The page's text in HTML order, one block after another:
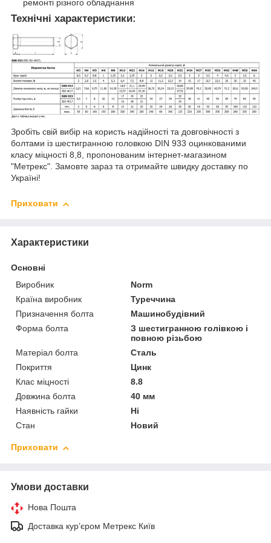
ремонті різного обладнання
Технічні характеристики:
Зробіть свій вибір на користь надійності та довговічності з
болтами із шестигранною головкою DIN 933 оцинкованими
класу міцності 8,8, пропонованим інтернет-магазином
"Метрекс". Замовте зараз та отримайте швидку доставку по
Україні!
Приховати
Характеристики
Основні
Виробник
Norm
Країна виробник
Туреччина
Призначення болта
Машинобудівний
Форма болта
З шестигранною голівкою і
повною різьбою
Матеріал болта
Сталь
Покриття
Цинк
Клас міцності
8.8
Довжина болта
40 мм
Наявність гайки
Ні
Стан
Новий
Приховати
Умови доставки
Нова Пошта
Доставка курʼєром Метрекс Київ